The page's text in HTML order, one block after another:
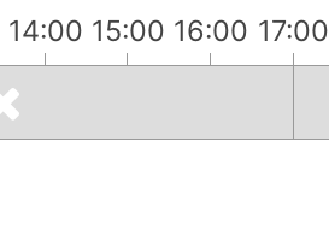
14:00 15:00 16:00 17:00